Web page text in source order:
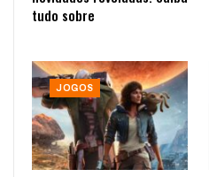
tudo sobre
JOGOS